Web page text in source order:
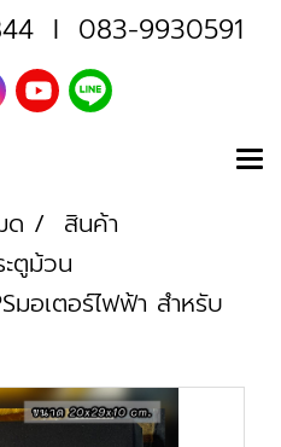
I 083-9930591
ด
สินค้า
ะตูม้วน
มอเตอร์ไฟฟ้า สำหรับ